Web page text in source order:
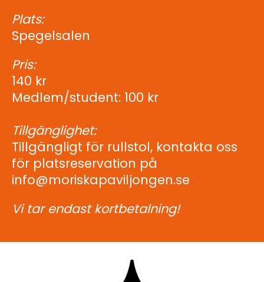
Plats:
Spegelsalen
Pris:
140 kr
Medlem/student: 100 kr
Tillgänglighet:
Tillgängligt för rullstol, kontakta oss
för platsreservation på
info@moriskapaviljongen.se
Vi tar endast kortbetalning!